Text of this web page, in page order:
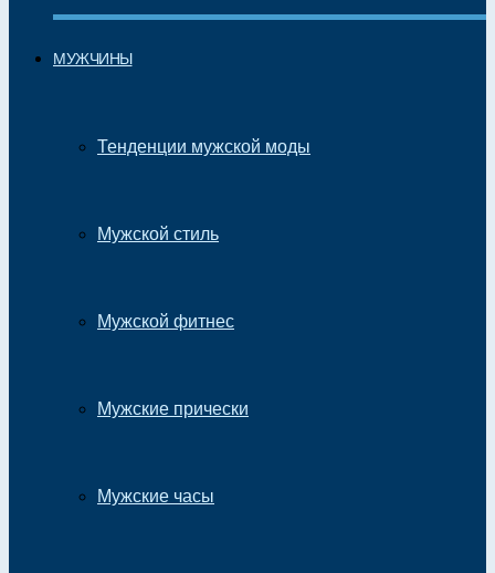
МУЖЧИНЫ
Тенденции мужской моды
Мужской стиль
Мужской фитнес
Мужские прически
Мужские часы